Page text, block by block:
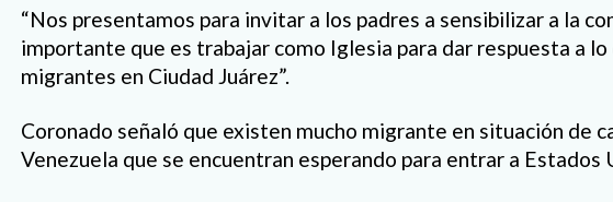
“Nos presentamos para invitar a los padres a sensibilizar a la
importante que es trabajar como Iglesia para dar respuesta a lo
migrantes en Ciudad Juárez”.
Coronado señaló que existen mucho migrante en situación de
Venezuela que se encuentran esperando para entrar a Estados